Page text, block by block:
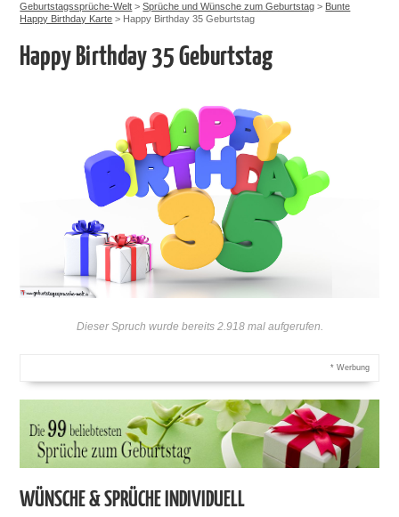
Geburtstagssprüche-Welt >Sprüche und Wünsche zum Geburtstag > Bunte
Happy Birthday Karte > Happy Birthday 35 Geburtstag
Happy Birthday 35 Geburtstag
Dieser Spruch wurde bereits 2.918 mal aufgerufen.
* Werbung
WÜNSCHE & SPRÜCHE INDIVIDUELL